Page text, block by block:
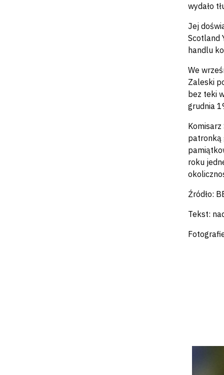
wydało
Jej
Scotland
handlu
We
Zaleski
bez teki
grudnia
patronką
roku
Źródło:
Tekst: